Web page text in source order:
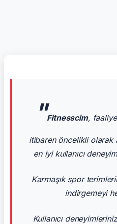
"Fitnesscim,
itibaren öncelikli olarak
en iyi kullanıcı
Karmaşık spor
indirgemeyi
Kullanıcı